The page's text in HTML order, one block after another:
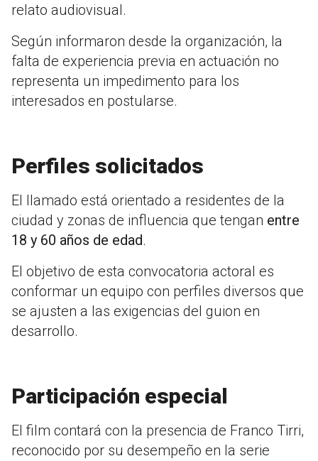
relato audiovisual.
Según informaron desde la organización, la
falta de experiencia previa en actuación no
representa un impedimento para los
interesados en postularse.
Perfiles solicitados
El llamado está orientado a residentes de la
ciudad y zonas de influencia que tengan entre
18 y 60 años de edad.
El objetivo de esta convocatoria actoral es
conformar un equipo con perfiles diversos que
se ajusten a las exigencias del guion en
desarrollo.
Participación especial
El film contará con la presencia de Franco Tirri,
reconocido por su desempeño en la serie